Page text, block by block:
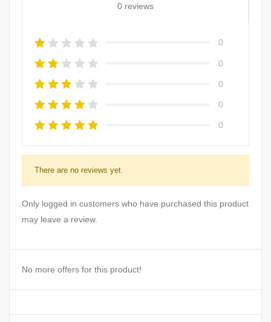
0 reviews
0
0
0
0
0
There are no reviews yet.
Only logged in customers who have purchased this product
may leave a review.
No more offers for this product!